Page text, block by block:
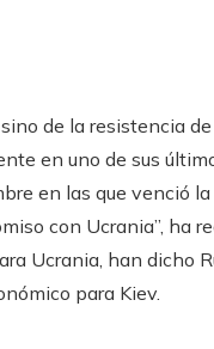
de la resistencia
en uno de sus
en las que venció
con Ucrania”, ha
Ucrania, han dicho
para Kiev.